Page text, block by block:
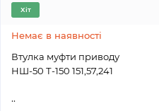
Хіт
Немає в наявності
Втулка муфти приводу
НШ-50 Т-150 151,57,241
..